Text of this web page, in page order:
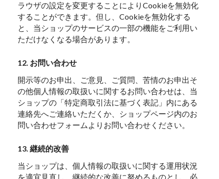
ラウザの設定を変更することによりCookieを無効化
することができます。但し、Cookieを無効化する
と、当ショップのサービスの一部の機能をご利用い
ただけなくなる場合があります。
12. お問い合わせ
開示等のお申出、ご意見、ご質問、苦情のお申出そ
の他個人情報の取扱いに関するお問い合わせは、当
ショップの「特定商取引法に基づく表記」内にある
連絡先へご連絡いただくか、ショップページ内のお
問い合わせフォームよりお問い合わせください。
13. 継続的改善
当ショップは、個人情報の取扱いに関する運用状況
を適宜見直し、継続的な改善に努めるものとし、必